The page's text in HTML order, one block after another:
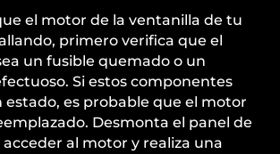
el motor de la ventanilla de tu
primero verifica que el
un fusible quemado o un
Si estos componentes
estado, es probable que el motor
Desmonta el panel de
al motor y realiza una